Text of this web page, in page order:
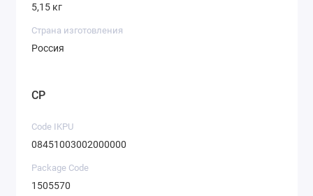
5,15 кг
Страна изготовления
Россия
CP
Code IKPU
08451003002000000
Package Code
1505570